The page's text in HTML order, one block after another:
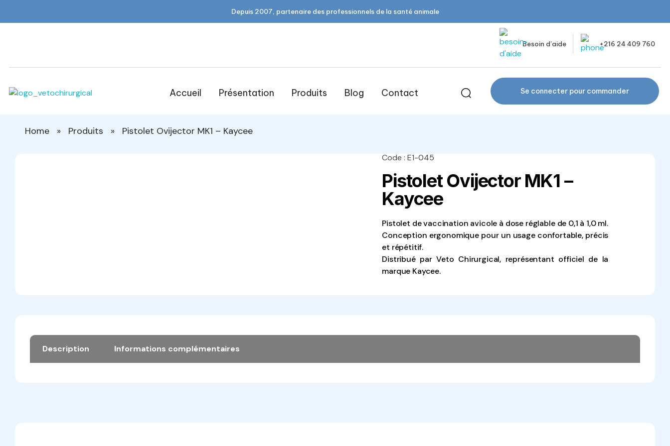
Depuis 2007, partenaire des professionnels de la santé animale
Besoin d’aide +216 24 409 760
Accueil Présentation Produits Blog Contact Se connecter pour commander
Home » Produits » Pistolet Ovijector MK1 – Kaycee
Code : E1-045
Pistolet Ovijector MK1 –
Kaycee
Pistolet de vaccination avicole à dose réglable de 0,1 à 1,0 ml.
Conception ergonomique pour un usage confortable, précis
et répétitif.
Distribué par Veto Chirurgical, représentant officiel de la
marque Kaycee.
Description Informations complémentaires